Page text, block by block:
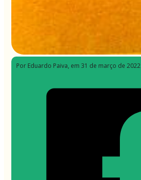
Por Eduardo Paiva, em 31 de março de 2022